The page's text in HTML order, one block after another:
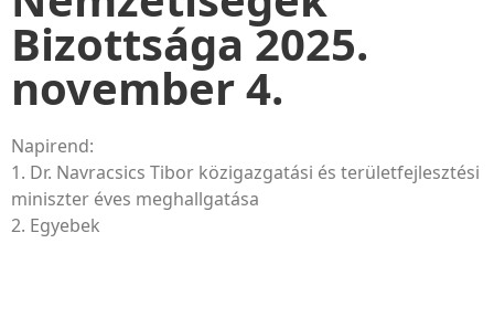
Bizottsága 2025.
november 4.
Napirend:
1. Dr. Navracsics Tibor közigazgatási és területfejlesztési
miniszter éves meghallgatása
2. Egyebek